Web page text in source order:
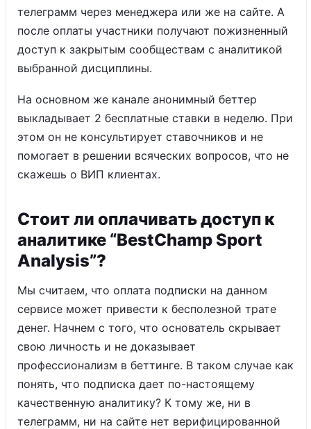
телеграмм через менеджера или же на сайте. А
после оплаты участники получают пожизненный
доступ к закрытым сообществам с аналитикой
выбранной дисциплины.
На основном же канале анонимный беттер
выкладывает 2 бесплатные ставки в неделю. При
этом он не консультирует ставочников и не
помогает в решении всяческих вопросов, что не
скажешь о ВИП клиентах.
Стоит ли оплачивать доступ к
аналитике “BestChamp Sport
Analysis”?
Мы считаем, что оплата подписки на данном
сервисе может привести к бесполезной трате
денег. Начнем с того, что основатель скрывает
свою личность и не доказывает
профессионализм в беттинге. В таком случае как
понять, что подписка дает по-настоящему
качественную аналитику? К тому же, ни в
телеграмм, ни на сайте нет верифицированной